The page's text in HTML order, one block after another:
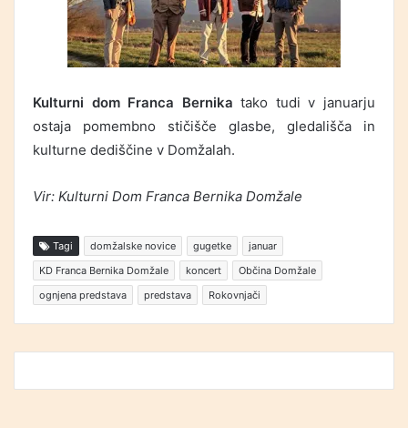
Kulturni dom Franca Bernika tako tudi v januarju
ostaja pomembno stičišče glasbe, gledališča in
kulturne dediščine v Domžalah.
Vir: Kulturni Dom Franca Bernika Domžale
Tagi domžalske novice gugetke
januar
KD Franca Bernika Domžale
koncert
Občina Domžale
ognjena predstava
predstava Rokovnjači